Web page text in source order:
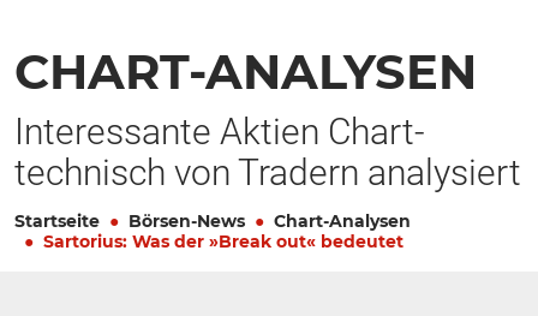
CHART-ANALYSEN
Interessante Aktien Chart-
technisch von Tradern analysiert
Startseite Börsen-News
Chart-Analysen
Sartorius: Was der »Break out« bedeutet